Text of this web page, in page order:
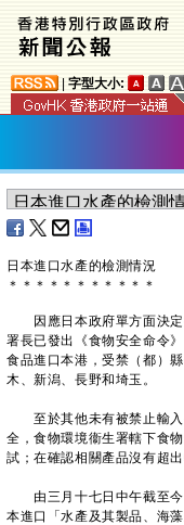
字型大小:
日本進口水產的檢測情況
＊ ＊ ＊ ＊ ＊ ＊ ＊ ＊ ＊ ＊ ＊
因應日本政府單方面決定
署長已發出《食物安全命令
食品進口本港，受禁（都）
木、新潟、長野和埼玉。
至於其他未有被禁止輸入
全，食物環境衞生署轄下食
試；在確認相關產品沒有超
由三月十七日中午截至今
本進口「水產及其製品、海